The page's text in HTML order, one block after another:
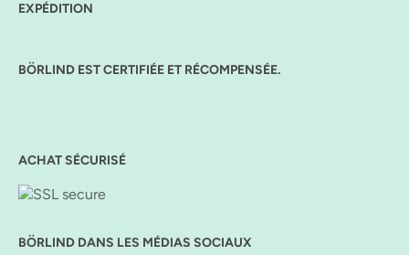
EXPÉDITION
BÖRLIND EST CERTIFIÉE ET RÉCOMPENSÉE.
ACHAT SÉCURISÉ
BÖRLIND DANS LES MÉDIAS SOCIAUX